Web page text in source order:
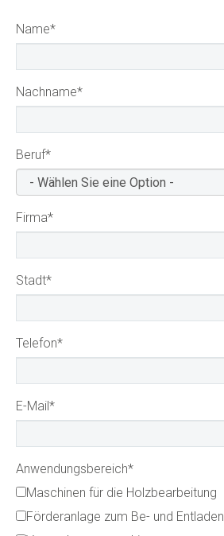
Name*
Nachname*
Beruf*
Firma*
Stadt*
Telefon*
E-Mail*
Anwendungsbereich*
Maschinen für die Holzbearbeitung
Förderanlage zum Be- und Entladen